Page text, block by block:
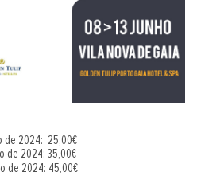
de 2024: 25,00€
de 2024: 35,00€
de 2024: 45,00€